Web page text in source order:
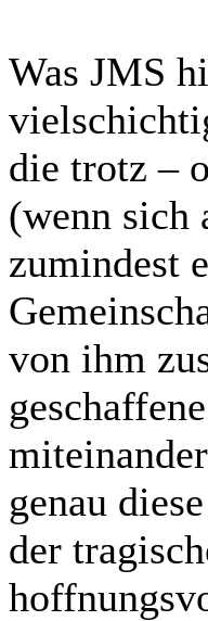
Was JMS
die trotz –
(wenn sich
zumindest
von ihm
genau
der